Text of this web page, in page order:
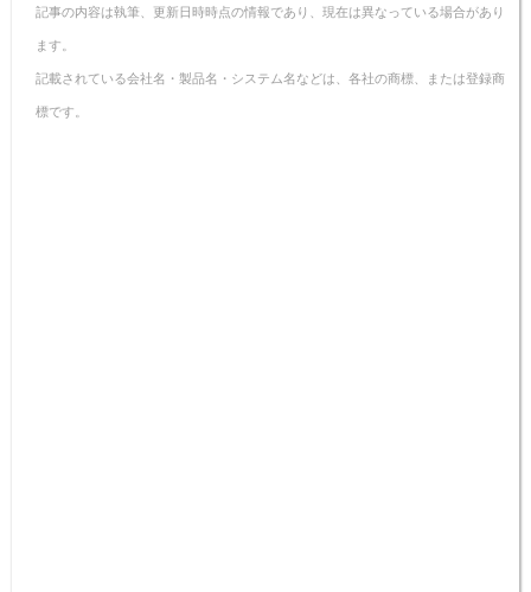
記事の内容は執筆、更新日時時点の情報であり、現在は異なっている場合があり
ます。
記載されている会社名・製品名・システム名などは、各社の商標、または登録商
標です。